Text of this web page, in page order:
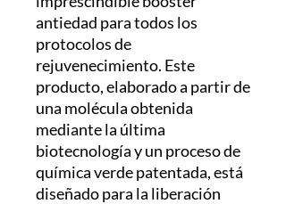
antiedad para todos los
protocolos de
rejuvenecimiento. Este
producto, elaborado a partir de
una molécula obtenida
mediante la última
biotecnología y un proceso de
química verde patentada, está
diseñado para la liberación